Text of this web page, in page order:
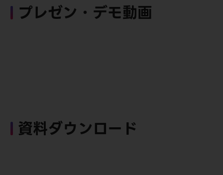
プレゼン・デモ動画
資料ダウンロード